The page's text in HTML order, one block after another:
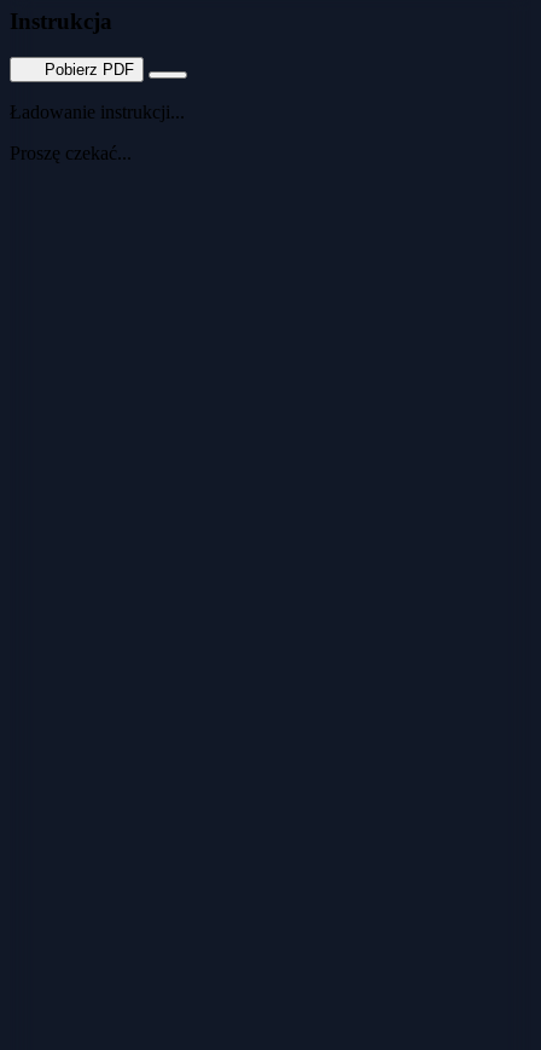
Instrukcja
Pobierz PDF
Ładowanie instrukcji...
Proszę czekać...